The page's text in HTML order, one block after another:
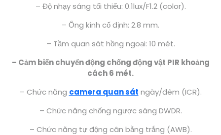
– Độ nhạy sáng tối thiểu: 0.1lux/F1.2 (color).
– Ống kính cố định: 2.8 mm.
– Tầm quan sát hồng ngoại: 10 mét.
– Cảm biến chuyển động chống động vật PIR khoảng
cách 6 mét.
– Chức năng camera quan sát ngày/đêm (ICR).
– Chức năng chống ngược sáng DWDR.
– Chức năng tự động cân bằng trắng (AWB).